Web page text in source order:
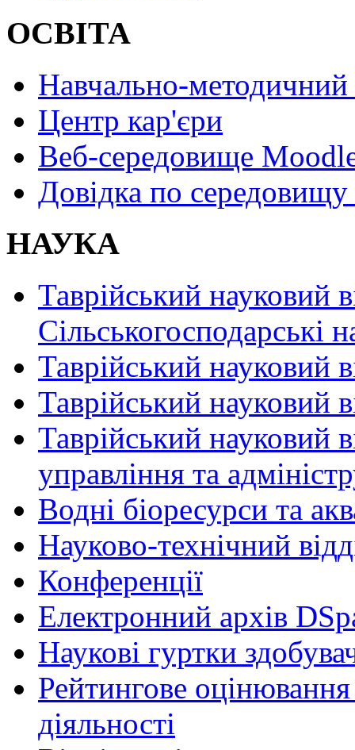
ОСВІТА
Навчально-методичний
Центр кар'єри
Веб-середовище
Довідка по
НАУКА
Таврійський науковий
Сільськогосподарські
Таврійський науковий
Таврійський науковий
Таврійський науковий
управління та
Водні біоресурси та
Науково-технічний
Конференції
Електронний архів
Наукові гуртки
Рейтингове оцінювання
діяльності